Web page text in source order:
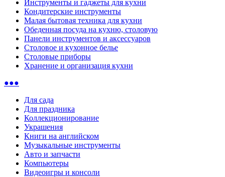
Инструменты и гаджеты для кухни
Кондитерские инструменты
Малая бытовая техника для кухни
Обеденная посуда на кухню, столовую
Панели инструментов и аксессуаров
Столовое и кухонное белье
Столовые приборы
Хранение и организация кухни
●●●
Для сада
Для праздника
Коллекционирование
Украшения
Книги на английском
Музыкальные инструменты
Авто и запчасти
Компьютеры
Видеоигры и консоли